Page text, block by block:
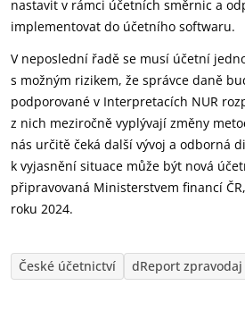
nastavit v rámci účetních směrnic a
implementovat do účetního softwaru.
V neposlední řadě se musí účetní
s možným rizikem, že správce daně
podporované v Interpretacích NUR
z nich meziročně vyplývají změny
nás určitě čeká další vývoj a odborná
k vyjasnění situace může být nová
připravovaná Ministerstvem financí
roku 2024.
České účetnictví dReport zpravodaj